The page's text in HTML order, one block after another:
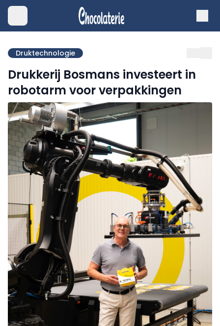
Druktechnologie
Drukkerij Bosmans investeert in
robotarm voor verpakkingen